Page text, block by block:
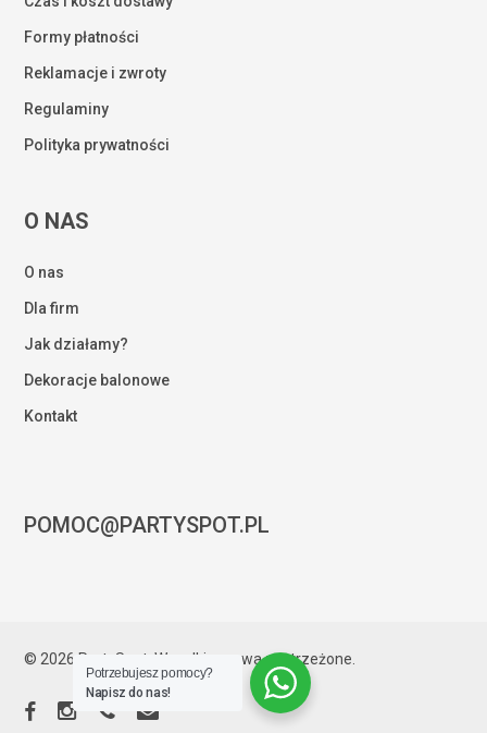
ZOBACZ KOSZYK
Formy płatności
Reklamacje i zwroty
Regulaminy
Polityka prywatności
O NAS
O nas
Dla firm
Jak działamy?
Dekoracje balonowe
Kontakt
POMOC@PARTYSPOT.PL
© 2026 PartySpot. Wszelkie prawa zastrzeżone.
facebookinstagramphoneemail
Potrzebujesz pomocy?
Napisz do nas!